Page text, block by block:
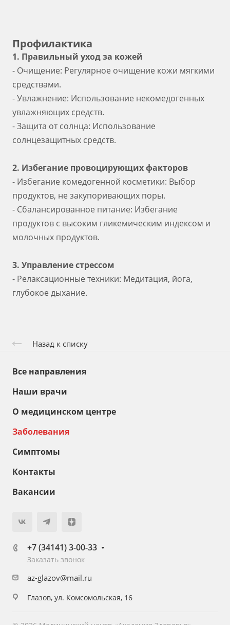
Профилактика
1. Правильный уход за кожей
- Очищение: Регулярное очищение кожи мягкими
средствами.
- Увлажнение: Использование некомедогенных
увлажняющих средств.
- Защита от солнца: Использование
солнцезащитных средств.
2. Избегание провоцирующих факторов
- Избегание комедогенной косметики: Выбор
продуктов, не закупоривающих поры.
- Сбалансированное питание: Избегание
продуктов с высоким гликемическим индексом и
молочных продуктов.
3. Управление стрессом
- Релаксационные техники: Медитация, йога,
глубокое дыхание.
Назад к списку
Все направления
Наши врачи
О медицинском центре
Заболевания
Симптомы
Контакты
Вакансии
+7 (34141) 3-00-33
Заказать звонок
az-glazov@mail.ru
Глазов, ул. Комсомольская, 16